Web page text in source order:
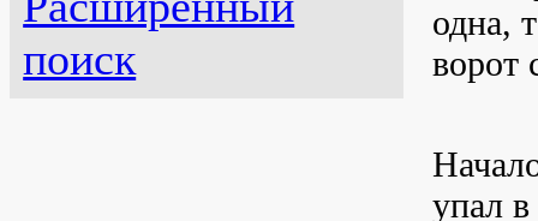
поиск
одна,
ворот
упал